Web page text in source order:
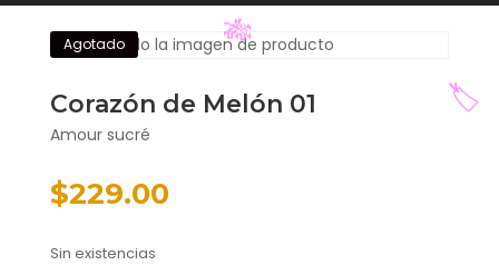
Agotado
Corazón de Melón 01
Amour sucré
$229.00
Sin existencias